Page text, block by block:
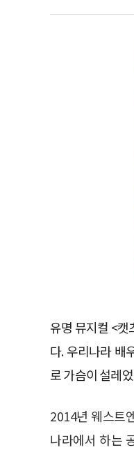
유명 뮤지컬 <캣
다. 우리나라 배
로 가슴이 설레
2014년 웨스트
나라에서 하는